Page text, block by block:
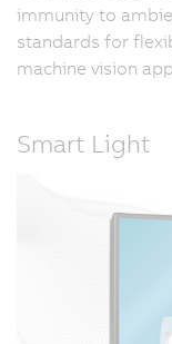
immunity to
standards for
machine vision
Smart Light